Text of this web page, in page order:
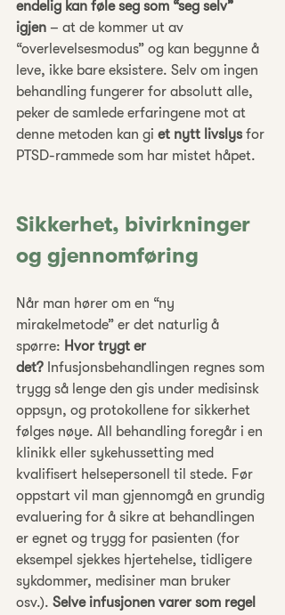
endelig kan føle seg som “seg selv”
igjen – at de kommer ut av
“overlevelsesmodus” og kan begynne å
leve, ikke bare eksistere. Selv om ingen
behandling fungerer for absolutt alle,
peker de samlede erfaringene mot at
denne metoden kan gi et nytt livslys for
PTSD-rammede som har mistet håpet.
Sikkerhet, bivirkninger
og gjennomføring
Når man hører om en “ny
mirakelmetode” er det naturlig å
spørre: Hvor trygt er
det? Infusjonsbehandlingen regnes som
trygg så lenge den gis under medisinsk
oppsyn, og protokollene for sikkerhet
følges nøye. All behandling foregår i en
klinikk eller sykehussetting med
kvalifisert helsepersonell til stede. Før
oppstart vil man gjennomgå en grundig
evaluering for å sikre at behandlingen
er egnet og trygg for pasienten (for
eksempel sjekkes hjertehelse, tidligere
sykdommer, medisiner man bruker
osv.). Selve infusjonen varer som regel